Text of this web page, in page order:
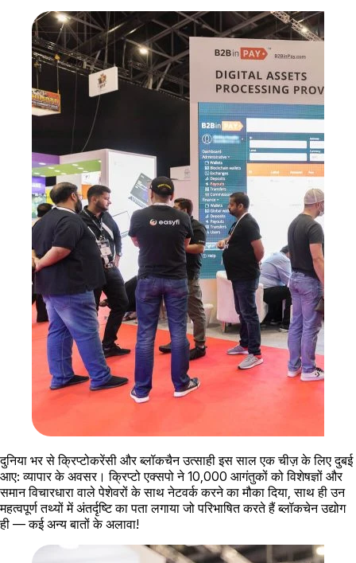
दुनिया भर से क्रिप्टोकरेंसी और ब्लॉकचैन उत्साही इस साल एक चीज़ के लिए दुबई
आए: व्यापार के अवसर। क्रिप्टो एक्सपो ने 10,000 आगंतुकों को विशेषज्ञों और
समान विचारधारा वाले पेशेवरों के साथ नेटवर्क करने का मौका दिया, साथ ही उन
महत्वपूर्ण तथ्यों में अंतर्दृष्टि का पता लगाया जो परिभाषित करते हैं ब्लॉकचेन उद्योग
ही — कई अन्य बातों के अलावा!